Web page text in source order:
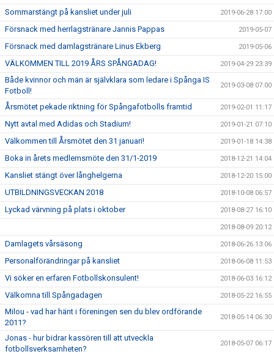
Sommarstängt på kansliet under juli 2019-06-28 17:00
Försnack med herrlagstränare Jannis Pappas 2019-05-07
Försnack med damlagstränare Linus Ekberg 2019-05-06
VÄLKOMMEN TILL 2019 ÅRS SPÅNGADAG! 2019-04-29 23:39
Både kvinnor och män är självklara som ledare i Spånga IS
Fotboll!
2019-03-08 07:00
Årsmötet pekade riktning för Spångafotbolls framtid 2019-02-01 11:17
Nytt avtal med Adidas och Stadium! 2019-01-21 07:10
Välkommen till Årsmötet den 31 januari! 2019-01-18 14:38
Boka in årets medlemsmöte den 31/1-2019 2018-12-21 14:04
Kansliet stängt över långhelgerna 2018-12-20 15:00
UTBILDNINGSVECKAN 2018 2018-10-08 06:57
Lyckad värvning på plats i oktober 2018-08-27 16:10
2018-08-09 20:12
Damlagets vårsäsong 2018-06-26 13:06
Personalförändringar på kansliet 2018-06-08 11:53
Vi söker en erfaren Fotbollskonsulent! 2018-06-03 16:12
Välkomna till Spångadagen 2018-05-22 16:55
Milou - vad har hänt i föreningen sen du blev ordförande
2011?
2018-05-14 06:30
Jonas - hur bidrar kassören till att utveckla
fotbollsverksamheten?
2018-05-07 06:17